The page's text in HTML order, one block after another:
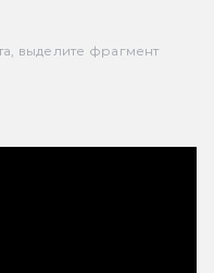
выделите фрагмент